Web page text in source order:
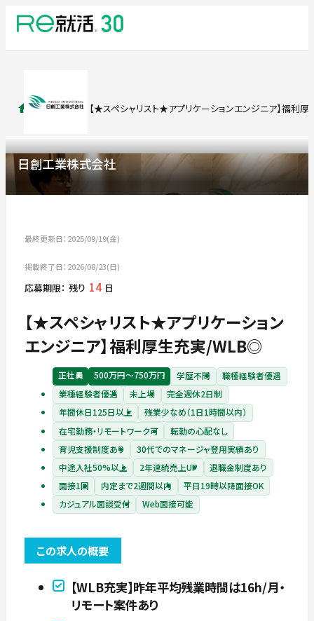
求人検索 【★スペシャリスト★アプリケーションエンジニア】福利
日創工業株式会社
最終更新日：2025/09/19(金)
掲載終了日：2026/08/23(日)
応募期限： 残り 14 日
【★スペシャリスト★アプリケーション
エンジニア】福利厚生充実/WLB◎
正社員 500万円〜750万円 学歴不問
職種経験者優遇
業種経験者優遇
未上場
完全週休2日制
年間休日125日以上
残業少なめ（1日1時間以内）
在宅勤務・リモートワーク可
転勤の心配なし
育児支援制度あり
30代でのマネージャ登用実績あり
中途入社50%以上
2年連続売上UP
退職金制度あり
面接1回
内定まで2週間以内
平日19時以降面接OK
カジュアル面談受付
Web面接可能
この求人の概要
【WLB充実】昨年平均残業時間は16h/月・
リモート案件あり